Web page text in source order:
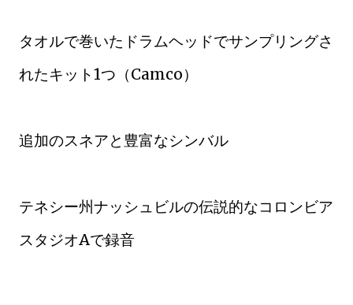
タオルで巻いたドラムヘッドでサンプリングさ
れたキット1つ（Camco）
追加のスネアと豊富なシンバル
テネシー州ナッシュビルの伝説的なコロンビア
スタジオAで録音